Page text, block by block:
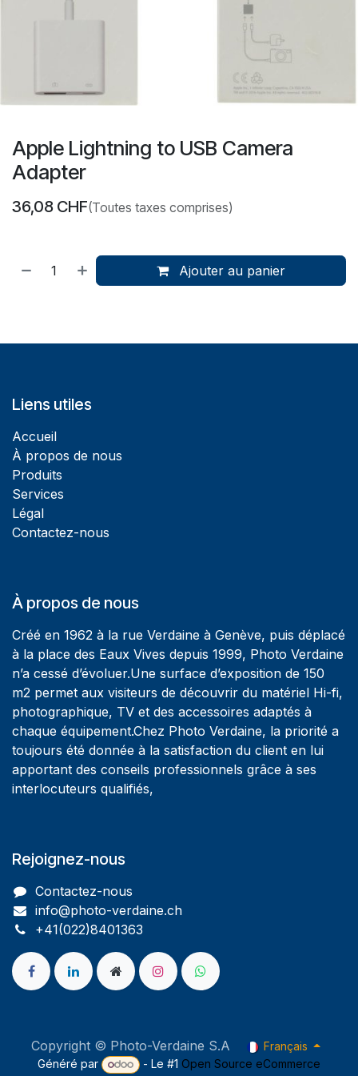
Apple Lightning to USB Camera
Adapter
36,08 CHF(Toutes taxes comprises)
Ajouter au panier
Liens utiles
Accueil
À propos de nous
Produits
Services
Légal
Contactez-nous
À propos de nous
Créé en 1962 à la rue Verdaine à Genève, puis déplacé
à la place des Eaux Vives depuis 1999, Photo Verdaine
n’a cessé d’évoluer.Une surface d’exposition de 150
m2 permet aux visiteurs de découvrir du matériel Hi-fi,
photographique, TV et des accessoires adaptés à
chaque équipement.Chez Photo Verdaine, la priorité a
toujours été donnée à la satisfaction du client en lui
apportant des conseils professionnels grâce à ses
interlocuteurs qualifiés,
Rejoignez-nous
Contactez-nous
info@photo-verdaine.ch​
​​+41(022)8401363
Copyright © Photo-Verdaine S.A
Français
Généré par
- Le #1 Open Source eCommerce